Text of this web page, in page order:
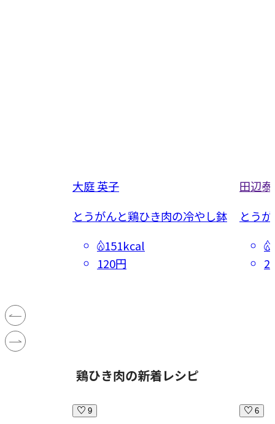
大庭 英子
とうがんと鶏ひき肉の冷やし鉢
151kcal
120円
田辺
とう
鶏ひき肉の新着レシピ
9 6